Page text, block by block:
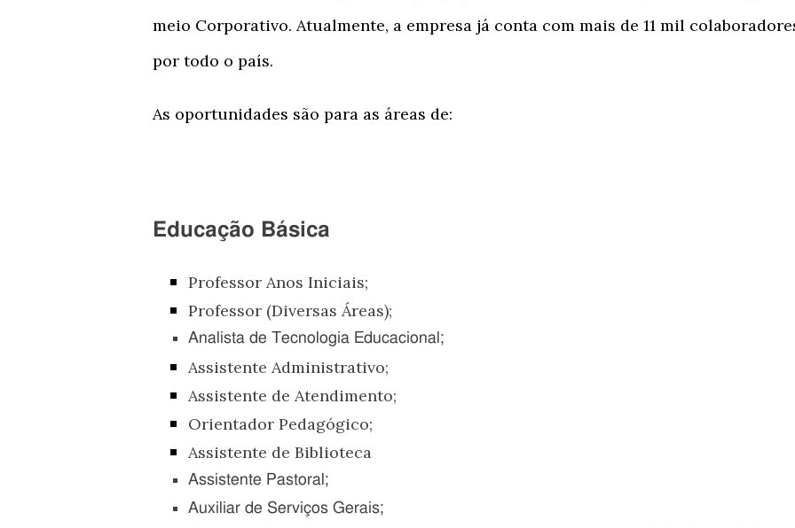
meio Corporativo. Atualmente, a empresa já conta com mais de 11 mil
por todo o país.
As oportunidades são para as áreas de:
Educação Básica
Professor Anos Iniciais;
Professor (Diversas Áreas);
Analista de Tecnologia Educacional;
Assistente Administrativo;
Assistente de Atendimento;
Orientador Pedagógico;
Assistente de Biblioteca
Assistente Pastoral;
Auxiliar de Serviços Gerais;